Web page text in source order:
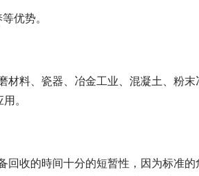
优势。
料、瓷器、冶金工业、混凝土、粉
。
收的時间十分的短暂性，因为标准